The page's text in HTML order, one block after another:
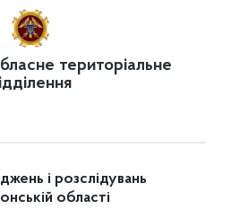
територіальне
і розслідувань
області